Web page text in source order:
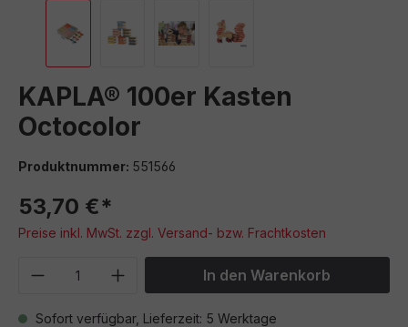
KAPLA® 100er Kasten
Octocolor
Produktnummer: 551566
53,70 €*
Preise inkl. MwSt. zzgl. Versand- bzw. Frachtkosten
Produkt Anzahl: Gib denIn den Warenkorb
Sofort verfügbar, Lieferzeit: 5 Werktage